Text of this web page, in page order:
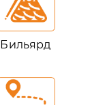
Бильярд